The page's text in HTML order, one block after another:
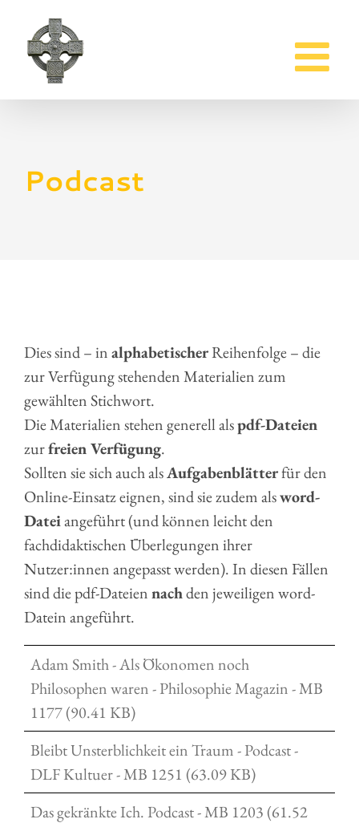
Inhalt
springen
Podcast
Dies sind – inalphabetischerReihenfolge – die
zur Verfügung stehenden Materialien zum
gewählten Stichwort.
Die Materialien stehen generell alspdf-Dateien
zurfreien Verfügung.
Sollten sie sich auch alsAufgabenblätterfür den
Online-Einsatz eignen, sind sie zudem alsword-
Dateiangeführt (und können leicht den
fachdidaktischen Überlegungen ihrer
Nutzer:innen angepasst werden). In diesen Fällen
sind die pdf-Dateiennachden jeweiligen word-
Datein angeführt.
Adam Smith - Als Ökonomen noch
Philosophen waren - Philosophie Magazin - MB
1177 (90.41 KB)
Bleibt Unsterblichkeit ein Traum - Podcast -
DLF Kultuer - MB 1251 (63.09 KB)
Das gekränkte Ich. Podcast - MB 1203 (61.52